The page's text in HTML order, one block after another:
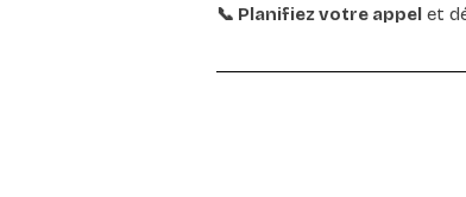
📞 Planifiez votre appel et